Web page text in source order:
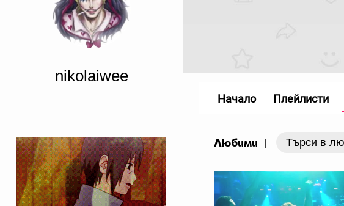
nikolaiwee
Любими |
Начало Плейлисти